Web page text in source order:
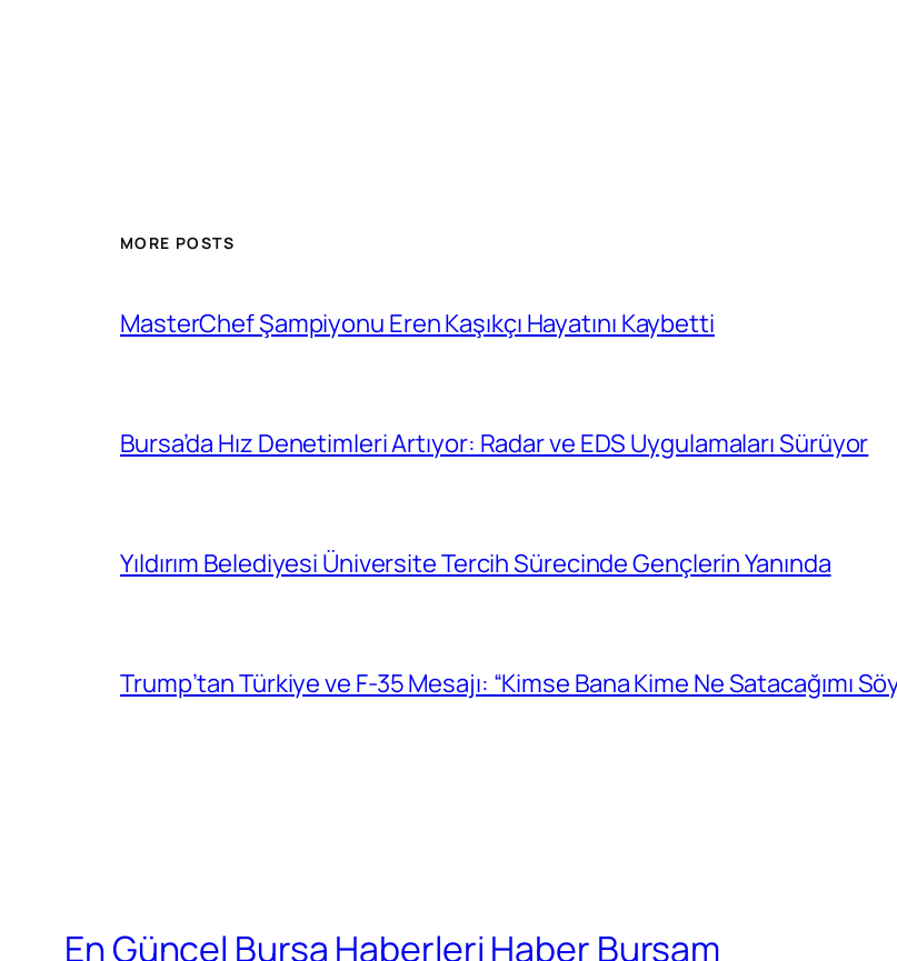
MORE POSTS
MasterChef Şampiyonu Eren Kaşıkçı Hayatını Kaybetti
Bursa’da Hız Denetimleri Artıyor: Radar ve EDS Uygulamaları Sürüyor
Yıldırım Belediyesi Üniversite Tercih Sürecinde Gençlerin Yanında
Trump’tan Türkiye ve F-35 Mesajı: “Kimse Bana Kime Ne Satacağımı
En Güncel Bursa Haberleri Haber Bursam